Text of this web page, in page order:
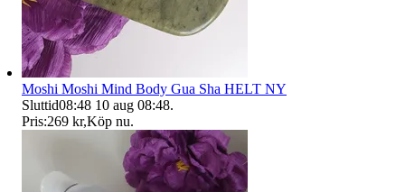
Moshi Moshi Mind Body Gua Sha HELT NY
Sluttid08:48 10 aug 08:48.
Pris:269 kr,Köp nu.